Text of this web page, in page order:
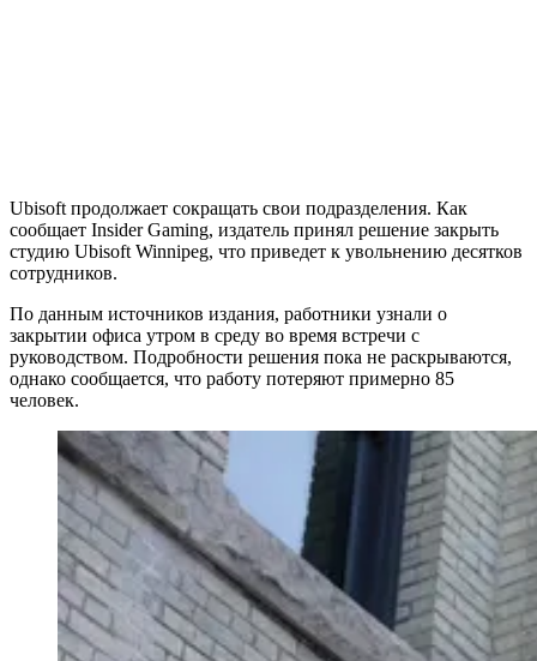
Ubisoft продолжает сокращать свои подразделения. Как
сообщает Insider Gaming, издатель принял решение закрыть
студию Ubisoft Winnipeg, что приведет к увольнению десятков
сотрудников.
По данным источников издания, работники узнали о
закрытии офиса утром в среду во время встречи с
руководством. Подробности решения пока не раскрываются,
однако сообщается, что работу потеряют примерно 85
человек.